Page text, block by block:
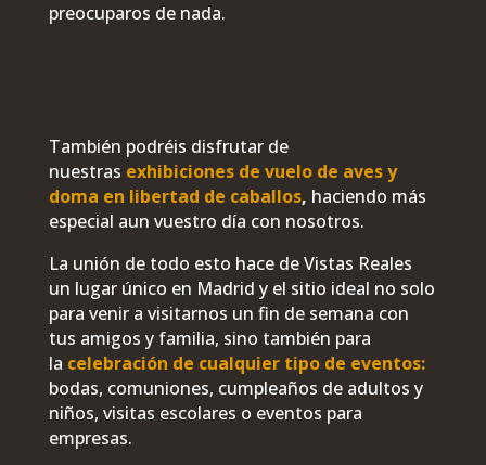
preocuparos de nada.
También podréis disfrutar de
nuestras exhibiciones de vuelo de aves y
doma en libertad de caballos, haciendo más
especial aun vuestro día con nosotros.
La unión de todo esto hace de Vistas Reales
un lugar único en Madrid y el sitio ideal no solo
para venir a visitarnos un fin de semana con
tus amigos y familia, sino también para
la celebración de cualquier tipo de eventos:
bodas, comuniones, cumpleaños de adultos y
niños, visitas escolares o eventos para
empresas.